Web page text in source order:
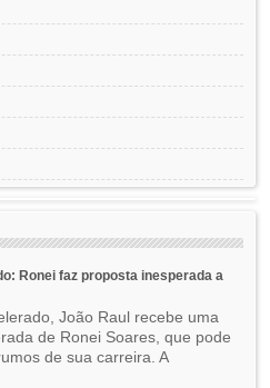
Ronei faz proposta inesperada a
João Raul recebe uma
de Ronei Soares, que pode
de sua carreira. A